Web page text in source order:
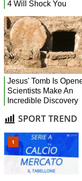
SPORT TREND